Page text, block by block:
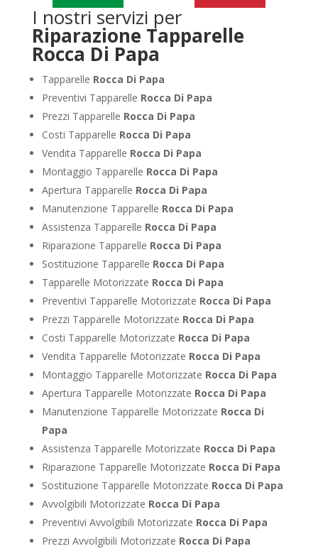
I nostri servizi per
Riparazione Tapparelle
Rocca Di Papa
Tapparelle Rocca Di Papa
Preventivi Tapparelle Rocca Di Papa
Prezzi Tapparelle Rocca Di Papa
Costi Tapparelle Rocca Di Papa
Vendita Tapparelle Rocca Di Papa
Montaggio Tapparelle Rocca Di Papa
Apertura Tapparelle Rocca Di Papa
Manutenzione Tapparelle Rocca Di Papa
Assistenza Tapparelle Rocca Di Papa
Riparazione Tapparelle Rocca Di Papa
Sostituzione Tapparelle Rocca Di Papa
Tapparelle Motorizzate Rocca Di Papa
Preventivi Tapparelle Motorizzate Rocca Di Papa
Prezzi Tapparelle Motorizzate Rocca Di Papa
Costi Tapparelle Motorizzate Rocca Di Papa
Vendita Tapparelle Motorizzate Rocca Di Papa
Montaggio Tapparelle Motorizzate Rocca Di Papa
Apertura Tapparelle Motorizzate Rocca Di Papa
Manutenzione Tapparelle Motorizzate Rocca Di
Papa
Assistenza Tapparelle Motorizzate Rocca Di Papa
Riparazione Tapparelle Motorizzate Rocca Di Papa
Sostituzione Tapparelle Motorizzate Rocca Di Papa
Avvolgibili Motorizzate Rocca Di Papa
Preventivi Avvolgibili Motorizzate Rocca Di Papa
Prezzi Avvolgibili Motorizzate Rocca Di Papa